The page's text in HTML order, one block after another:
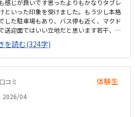
感じが良いです思ったよりもかなりタブレ
といった印象を受けました。もう少し本格
した駐車場もあり、バス停も近く、マクド
送迎面ではいい立地だと思います若干、狭
ます。土禁なのでとても綺麗です。タブレ
コンがあるといいのになと思いますゲーム
は高額に感じてしまいました。設備費や教
構負担なので、成長を感じにくいプログラ
を読む(324字)
コミ 体験生
2026/04